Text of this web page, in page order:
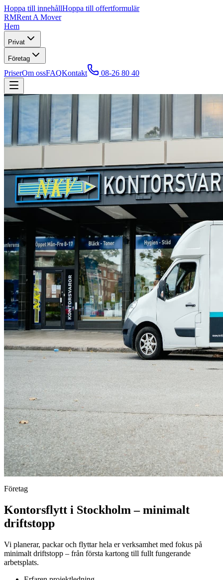
Hoppa till innehållHoppa till offertformulär
RMRent A Mover
Hem
Privat
Företag
PriserOm ossFAQKontakt 08-26 80 40
Företag
Kontorsflytt i Stockholm – minimalt
driftstopp
Vi planerar, packar och flyttar hela er verksamhet med fokus på
minimalt driftstopp – från första kartong till fullt fungerande
arbetsplats.